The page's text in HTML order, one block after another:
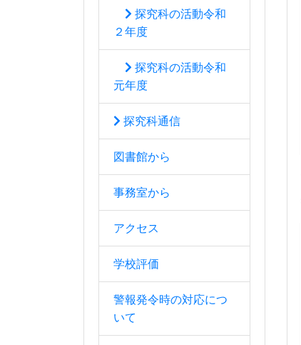
探究科の活動令和
２年度
探究科の活動令和
元年度
探究科通信
図書館から
事務室から
アクセス
学校評価
警報発令時の対応につ
いて